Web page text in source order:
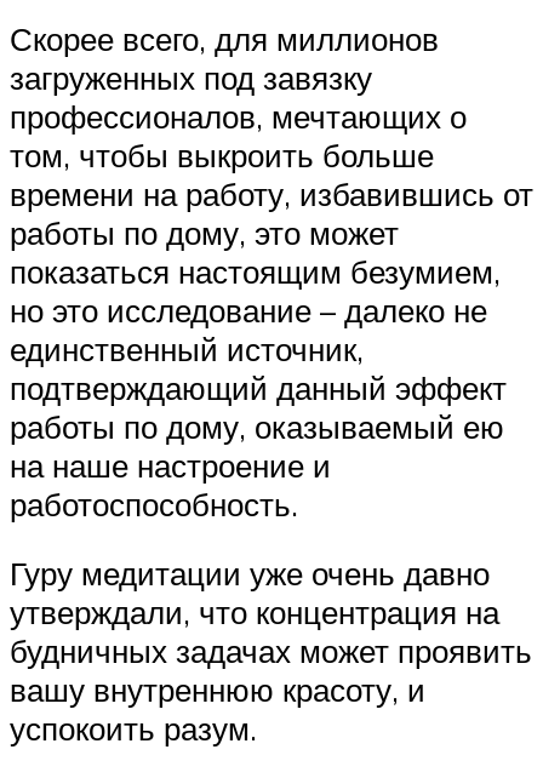
Скорее всего, для миллионов
загруженных под завязку
профессионалов, мечтающих о
том, чтобы выкроить больше
времени на работу, избавившись от
работы по дому, это может
показаться настоящим безумием,
но это исследование – далеко не
единственный источник,
подтверждающий данный эффект
работы по дому, оказываемый ею
на наше настроение и
работоспособность.
Гуру медитации уже очень давно
утверждали, что концентрация на
будничных задачах может проявить
вашу внутреннюю красоту, и
успокоить разум.